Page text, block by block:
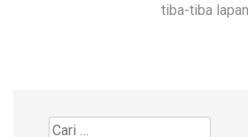
tiba-tiba
Cari